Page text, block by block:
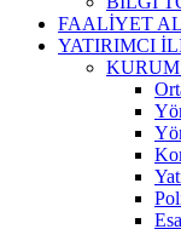
FAALİYET
YATIRIMCI